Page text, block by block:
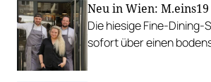
Neu in Wien: M.eins19
Die hiesige Fine-Dining-
sofort über einen